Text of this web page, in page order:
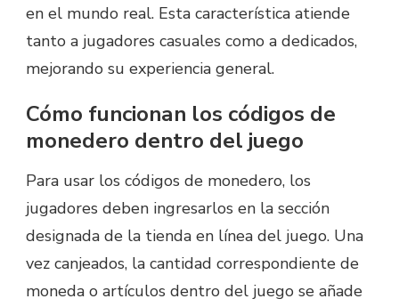
en el mundo real. Esta característica atiende
tanto a jugadores casuales como a dedicados,
mejorando su experiencia general.
Cómo funcionan los códigos de
monedero dentro del juego
Para usar los códigos de monedero, los
jugadores deben ingresarlos en la sección
designada de la tienda en línea del juego. Una
vez canjeados, la cantidad correspondiente de
moneda o artículos dentro del juego se añade